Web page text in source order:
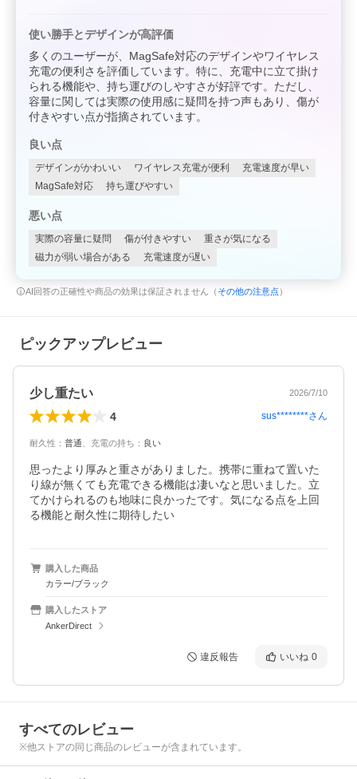
使い勝手とデザインが高評価
多くのユーザーが、MagSafe対応のデザインやワイヤレス
充電の便利さを評価しています。特に、充電中に立て掛け
られる機能や、持ち運びのしやすさが好評です。ただし、
容量に関しては実際の使用感に疑問を持つ声もあり、傷が
付きやすい点が指摘されています。
良い点
デザインがかわいい ワイヤレス充電が便利
充電速度が早い
MagSafe対応
持ち運びやすい
悪い点
実際の容量に疑問 傷が付きやすい
重さが気になる
磁力が弱い場合がある
充電速度が遅い
AI回答の正確性や商品の効果は保証されません（ その他の注意点 ）
ピックアップレビュー
少し重たい 2026/7/10
4 sus********さん
耐久性 ： 普通 充電の持ち ： 良い
思ったより厚みと重さがありました。携帯に重ねて置いた
り線が無くても充電できる機能は凄いなと思いました。立
てかけられるのも地味に良かったです。気になる点を上回
る機能と耐久性に期待したい
購入した商品
カラー/ブラック
購入したストア
AnkerDirect
違反報告 いいね 0
すべてのレビュー
※他ストアの同じ商品のレビューが含まれています。